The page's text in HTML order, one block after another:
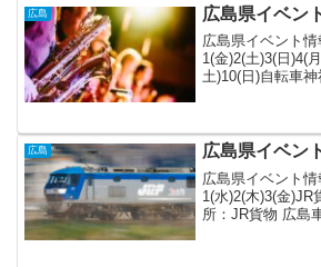
広島 広島県イベン
広島県イベント情
1(金)2(土)3(日)4(
土)10(日)自転車
広島 広島県イベン
広島県イベント情
1(水)2(木)3(金
所：JR貨物 広島